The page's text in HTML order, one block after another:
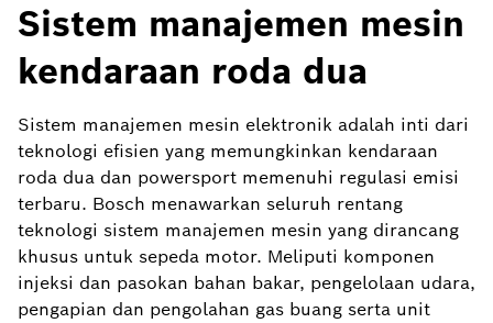
Sistem manajemen mesin
kendaraan roda dua
Sistem manajemen mesin elektronik adalah inti dari
teknologi efisien yang memungkinkan kendaraan
roda dua dan powersport memenuhi regulasi emisi
terbaru. Bosch menawarkan seluruh rentang
teknologi sistem manajemen mesin yang dirancang
khusus untuk sepeda motor. Meliputi komponen
injeksi dan pasokan bahan bakar, pengelolaan udara,
pengapian dan pengolahan gas buang serta unit